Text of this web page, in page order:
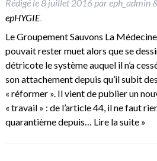
Rédigé le8 juillet 2016pareph_admin
epHYGIE.
Le Groupement Sauvons La
pouvait rester muet alors que se
détricote le système auquel il n’a
son attachement depuis qu’il subit
« réformer ». Il vient de publier un
« travail » : de l’article 44, il ne faut
quarantième depuis… Lire la suite »